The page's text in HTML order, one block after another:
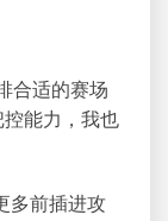
合适的赛场
能力，我也
多前插进攻